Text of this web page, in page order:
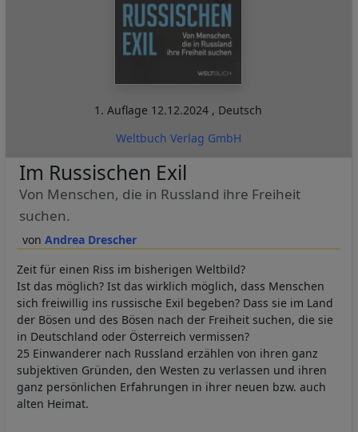
1. Auflage 12.12.2024 , Deutsch
Weltbuch Verlag GmbH
Andrea Drescher
Im Russischen Exil
Von Menschen, die in Russland ihre Freiheit
suchen.
Zeit für einen Riss im bisherigen Weltbild?
Ist das möglich? Ist das wirklich möglich, dass Menschen
sich freiwillig ins russische Exil begeben? Dass sie im Land
der Bösen und des Bösen nach der Freiheit suchen, die sie
in Deutschland oder Österreich vermissen?
25 Einwanderer nach Russland erzählen von ihren ganz
subjektiven Gründen, den Westen zu verlassen und ihren
ganz persönlichen Erfahrungen in ihrer neuen bzw. auch
alten Heimat.